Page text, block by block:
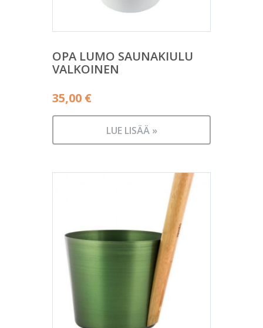
OPA LUMO SAUNAKIULU
VALKOINEN
35,00 €
LUE LISÄÄ »